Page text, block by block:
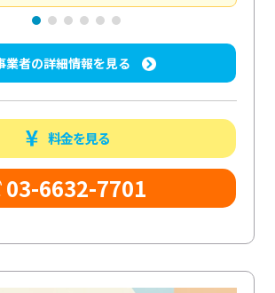
業者の詳細情報を見る
料金を見る
03-6632-7701